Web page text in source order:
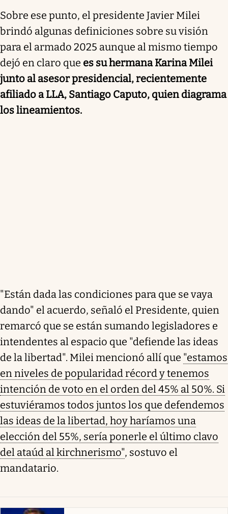
Sobre ese punto, el presidente Javier Milei
brindó algunas definiciones sobre su visión
para el armado 2025 aunque al mismo tiempo
dejó en claro que es su hermana Karina Milei
junto al asesor presidencial, recientemente
afiliado a LLA, Santiago Caputo, quien diagrama
los lineamientos.
"Están dada las condiciones para que se vaya
dando" el acuerdo, señaló el Presidente, quien
remarcó que se están sumando legisladores e
intendentes al espacio que "defiende las ideas
de la libertad". Milei mencionó allí que "estamos
en niveles de popularidad récord y tenemos
intención de voto en el orden del 45% al 50%. Si
estuviéramos todos juntos los que defendemos
las ideas de la libertad, hoy haríamos una
elección del 55%, sería ponerle el último clavo
del ataúd al kirchnerismo", sostuvo el
mandatario.